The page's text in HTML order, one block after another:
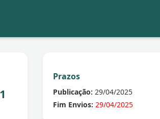
Prazos
Publicação: 29/04/2025
Fim Envios: 29/04/2025